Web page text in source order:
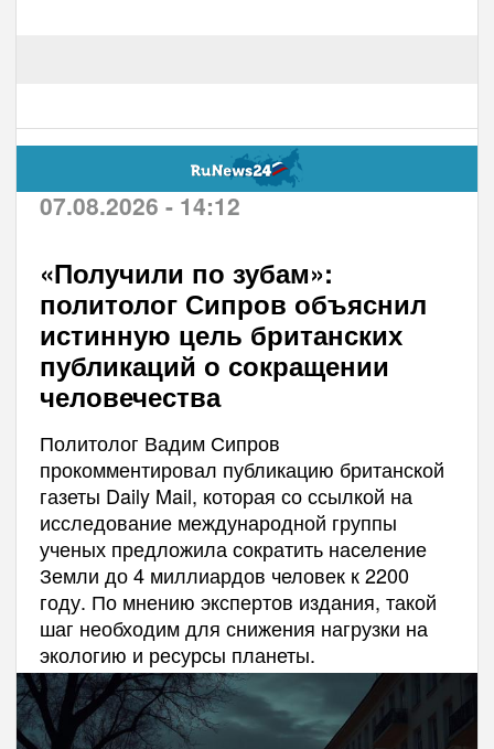
07.08.2026 - 14:12
«Получили по зубам»:
политолог Сипров объяснил
истинную цель британских
публикаций о сокращении
человечества
Политолог Вадим Сипров
прокомментировал публикацию британской
газеты Daily Mail, которая со ссылкой на
исследование международной группы
ученых предложила сократить население
Земли до 4 миллиардов человек к 2200
году. По мнению экспертов издания, такой
шаг необходим для снижения нагрузки на
экологию и ресурсы планеты.